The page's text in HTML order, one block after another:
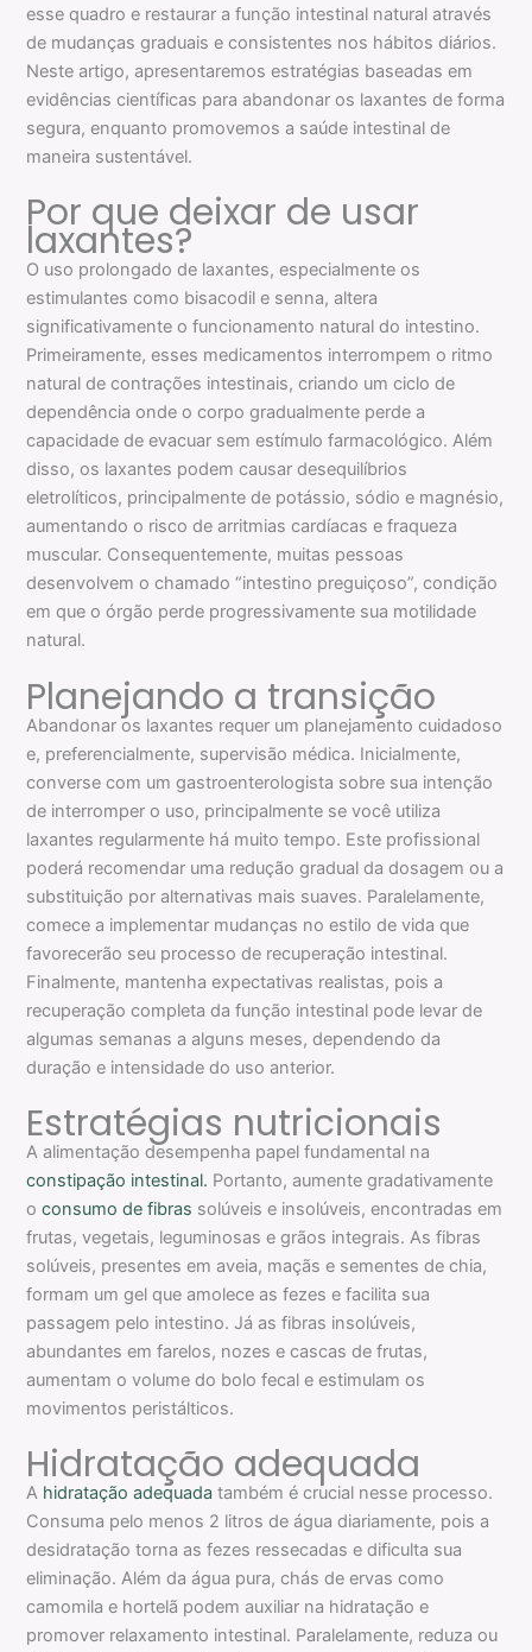
esse quadro e restaurar a função intestinal natural através
de mudanças graduais e consistentes nos hábitos diários.
Neste artigo, apresentaremos estratégias baseadas em
evidências científicas para abandonar os laxantes de forma
segura, enquanto promovemos a saúde intestinal de
maneira sustentável.
Por que deixar de usar
laxantes?
O uso prolongado de laxantes, especialmente os
estimulantes como bisacodil e senna, altera
significativamente o funcionamento natural do intestino.
Primeiramente, esses medicamentos interrompem o ritmo
natural de contrações intestinais, criando um ciclo de
dependência onde o corpo gradualmente perde a
capacidade de evacuar sem estímulo farmacológico. Além
disso, os laxantes podem causar desequilíbrios
eletrolíticos, principalmente de potássio, sódio e magnésio,
aumentando o risco de arritmias cardíacas e fraqueza
muscular. Consequentemente, muitas pessoas
desenvolvem o chamado “intestino preguiçoso”, condição
em que o órgão perde progressivamente sua motilidade
natural.
Planejando a transição
Abandonar os laxantes requer um planejamento cuidadoso
e, preferencialmente, supervisão médica. Inicialmente,
converse com um gastroenterologista sobre sua intenção
de interromper o uso, principalmente se você utiliza
laxantes regularmente há muito tempo. Este profissional
poderá recomendar uma redução gradual da dosagem ou a
substituição por alternativas mais suaves. Paralelamente,
comece a implementar mudanças no estilo de vida que
favorecerão seu processo de recuperação intestinal.
Finalmente, mantenha expectativas realistas, pois a
recuperação completa da função intestinal pode levar de
algumas semanas a alguns meses, dependendo da
duração e intensidade do uso anterior.
Estratégias nutricionais
A alimentação desempenha papel fundamental na
constipação intestinal. Portanto, aumente gradativamente
oconsumo de fibras solúveis e insolúveis, encontradas em
frutas, vegetais, leguminosas e grãos integrais. As fibras
solúveis, presentes em aveia, maçãs e sementes de chia,
formam um gel que amolece as fezes e facilita sua
passagem pelo intestino. Já as fibras insolúveis,
abundantes em farelos, nozes e cascas de frutas,
aumentam o volume do bolo fecal e estimulam os
movimentos peristálticos.
Hidratação adequada
A hidratação adequadatambém é crucial nesse processo.
Consuma pelo menos 2 litros de água diariamente, pois a
desidratação torna as fezes ressecadas e dificulta sua
eliminação. Além da água pura, chás de ervas como
camomila e hortelã podem auxiliar na hidratação e
promover relaxamento intestinal. Paralelamente, reduza ou